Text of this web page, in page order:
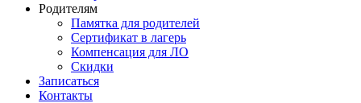
Родителям
Памятка для родителей
Сертификат в лагерь
Компенсация для ЛО
Скидки
Записаться
Контакты